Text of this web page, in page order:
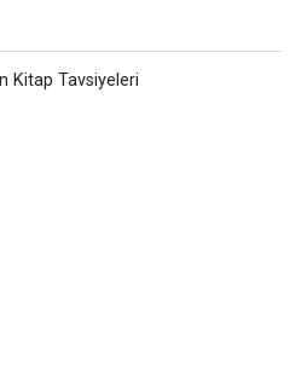
Kitap Tavsiyeleri